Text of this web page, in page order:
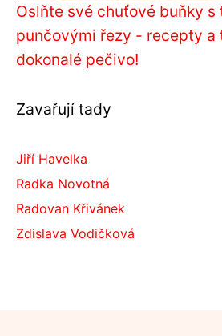
Oslňte své chuťové buňky
punčovými řezy - recepty a
dokonalé pečivo!
Zavařují tady
Jiří Havelka
Radka Novotná
Radovan Křivánek
Zdislava Vodičková